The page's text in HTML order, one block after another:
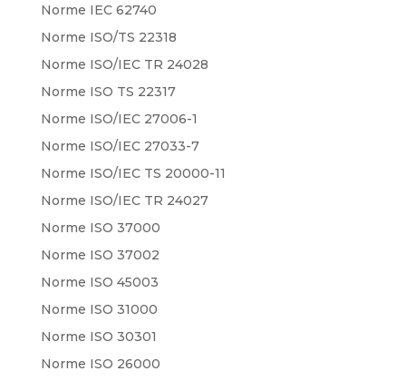
Norme IEC 62740
Norme ISO/TS 22318
Norme ISO/IEC TR 24028
Norme ISO TS 22317
Norme ISO/IEC 27006-1
Norme ISO/IEC 27033-7
Norme ISO/IEC TS 20000-11
Norme ISO/IEC TR 24027
Norme ISO 37000
Norme ISO 37002
Norme ISO 45003
Norme ISO 31000
Norme ISO 30301
Norme ISO 26000